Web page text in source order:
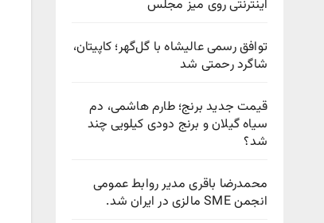
اینترنتی روی میز مجلس
توافق رسمی عالیشاه با گل‌گهر؛ کاپیتان،
شاگرد رحمتی شد
قیمت جدید برنج؛ طارم هاشمی، دم
سیاه گیلان و برنج دودی کیلویی چند
شد؟
محمدرضا باقری مدیر روابط عمومی
انجمن SME مالزی در ایران شد.